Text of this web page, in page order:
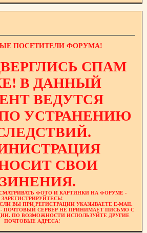
ПОСЕТИТЕЛИ ФОРУМА!
СПАМ
В ДАННЫЙ
ВЕДУТСЯ
УСТРАНЕНИЮ
СВОИ
ФОТО И КАРТИНКИ НА ФОРУМЕ -
ЗАРЕГИСТРИРУЙТЕСЬ!
ВЫ ПРИ РЕГИСТРАЦИИ УКАЗЫВАЕТЕ E-MAIL
- ПОЧТОВЫЙ СЕРВЕР НЕ ПРИНИМАЕТ ПИСЬМО С
ПО ВОЗМОЖНОСТИ ИСПОЛЬЗУЙТЕ ДРУГИЕ
ПОЧТОВЫЕ АДРЕСА!